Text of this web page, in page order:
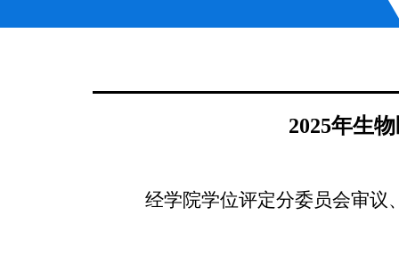
2025年生
经学院学位评定分委员会审议